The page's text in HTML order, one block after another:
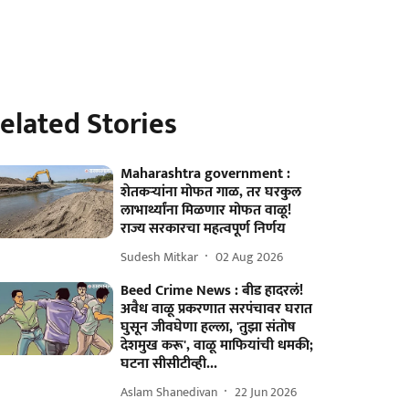
Stories
Maharashtra government :
शेतकऱ्यांना मोफत गाळ, तर घरकुल
लाभार्थ्यांना मिळणार मोफत वाळू!
राज्य सरकारचा महत्वपूर्ण निर्णय
Sudesh Mitkar 02 Aug 2026
Beed Crime News : बीड हादरलं!
अवैध वाळू प्रकरणात सरपंचावर घरात
घुसून जीवघेणा हल्ला, 'तुझा संतोष
देशमुख करू', वाळू माफियांची धमकी;
घटना सीसीटीव्ही...
Aslam Shanedivan 22 Jun 2026